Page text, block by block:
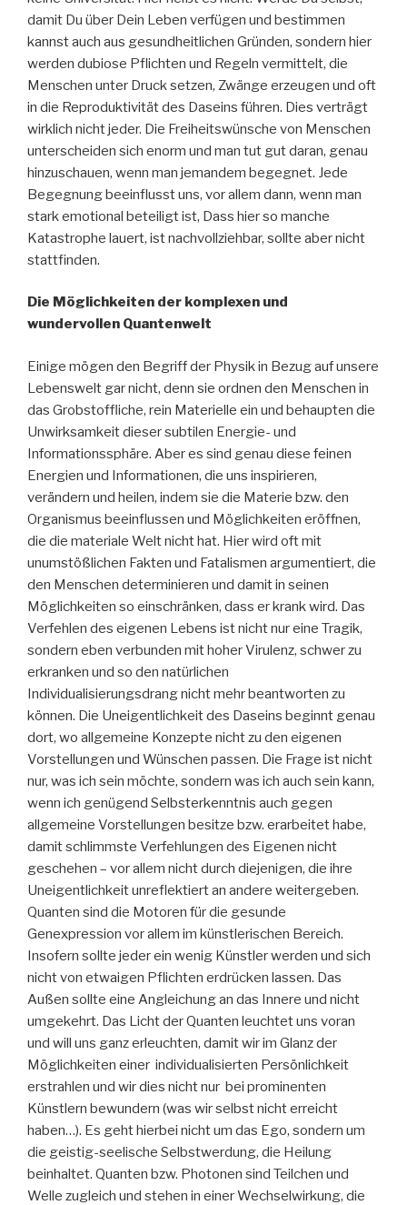
damit Du über Dein Leben verfügen und bestimmen
kannst auch aus gesundheitlichen Gründen, sondern hier
werden dubiose Pflichten und Regeln vermittelt, die
Menschen unter Druck setzen, Zwänge erzeugen und oft
in die Reproduktivität des Daseins führen. Dies verträgt
wirklich nicht jeder. Die Freiheitswünsche von Menschen
unterscheiden sich enorm und man tut gut daran, genau
hinzuschauen, wenn man jemandem begegnet. Jede
Begegnung beeinflusst uns, vor allem dann, wenn man
stark emotional beteiligt ist, Dass hier so manche
Katastrophe lauert, ist nachvollziehbar, sollte aber nicht
stattfinden.
Die Möglichkeiten der komplexen und
wundervollen Quantenwelt
Einige mögen den Begriff der Physik in Bezug auf unsere
Lebenswelt gar nicht, denn sie ordnen den Menschen in
das Grobstoffliche, rein Materielle ein und behaupten die
Unwirksamkeit dieser subtilen Energie- und
Informationssphäre. Aber es sind genau diese feinen
Energien und Informationen, die uns inspirieren,
verändern und heilen, indem sie die Materie bzw. den
Organismus beeinflussen und Möglichkeiten eröffnen,
die die materiale Welt nicht hat. Hier wird oft mit
unumstößlichen Fakten und Fatalismen argumentiert, die
den Menschen determinieren und damit in seinen
Möglichkeiten so einschränken, dass er krank wird. Das
Verfehlen des eigenen Lebens ist nicht nur eine Tragik,
sondern eben verbunden mit hoher Virulenz, schwer zu
erkranken und so den natürlichen
Individualisierungsdrang nicht mehr beantworten zu
können. Die Uneigentlichkeit des Daseins beginnt genau
dort, wo allgemeine Konzepte nicht zu den eigenen
Vorstellungen und Wünschen passen. Die Frage ist nicht
nur, was ich sein möchte, sondern was ich auch sein kann,
wenn ich genügend Selbsterkenntnis auch gegen
allgemeine Vorstellungen besitze bzw. erarbeitet habe,
damit schlimmste Verfehlungen des Eigenen nicht
geschehen – vor allem nicht durch diejenigen, die ihre
Uneigentlichkeit unreflektiert an andere weitergeben.
Quanten sind die Motoren für die gesunde
Genexpression vor allem im künstlerischen Bereich.
Insofern sollte jeder ein wenig Künstler werden und sich
nicht von etwaigen Pflichten erdrücken lassen. Das
Außen sollte eine Angleichung an das Innere und nicht
umgekehrt. Das Licht der Quanten leuchtet uns voran
und will uns ganz erleuchten, damit wir im Glanz der
Möglichkeiten einer individualisierten Persönlichkeit
erstrahlen und wir dies nicht nur bei prominenten
Künstlern bewundern (was wir selbst nicht erreicht
haben…). Es geht hierbei nicht um das Ego, sondern um
die geistig-seelische Selbstwerdung, die Heilung
beinhaltet. Quanten bzw. Photonen sind Teilchen und
Welle zugleich und stehen in einer Wechselwirkung, die